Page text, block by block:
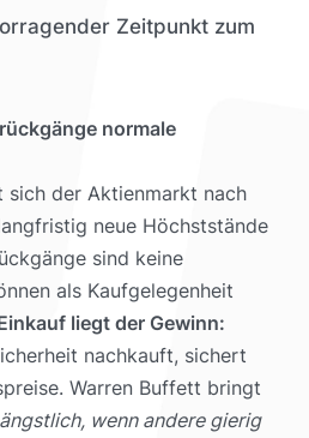
Zeitpunkt zum
normale
sich der Aktienmarkt nach
neue Höchststände
sind keine
als Kaufgelegenheit
liegt der Gewinn:
nachkauft, sichert
Warren Buffett bringt
ängstlich, wenn andere gierig